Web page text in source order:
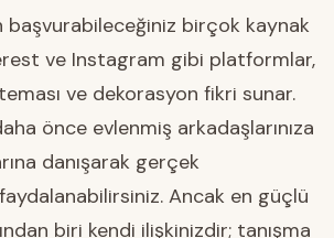
başvurabileceğiniz birçok kaynak
ve Instagram gibi platformlar,
ve dekorasyon fikri sunar.
önce evlenmiş arkadaşlarınıza
danışarak gerçek
Ancak en güçlü
biri kendi ilişkinizdir; tanışma